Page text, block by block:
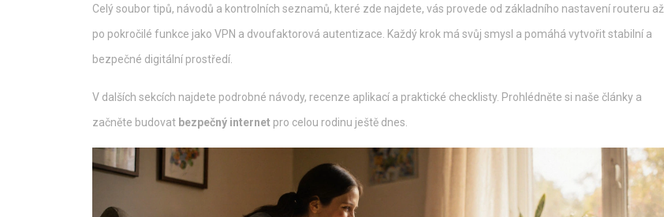
Celý soubor tipů, návodů a kontrolních seznamů, které zde najdete, vás provede od základního nastavení routeru až
po pokročilé funkce jako VPN a dvoufaktorová autentizace. Každý krok má svůj smysl a pomáhá vytvořit stabilní a
bezpečné digitální prostředí.
V dalších sekcích najdete podrobné návody, recenze aplikací a praktické checklisty. Prohlédněte si naše články a
začněte budovat bezpečný internet pro celou rodinu ještě dnes.